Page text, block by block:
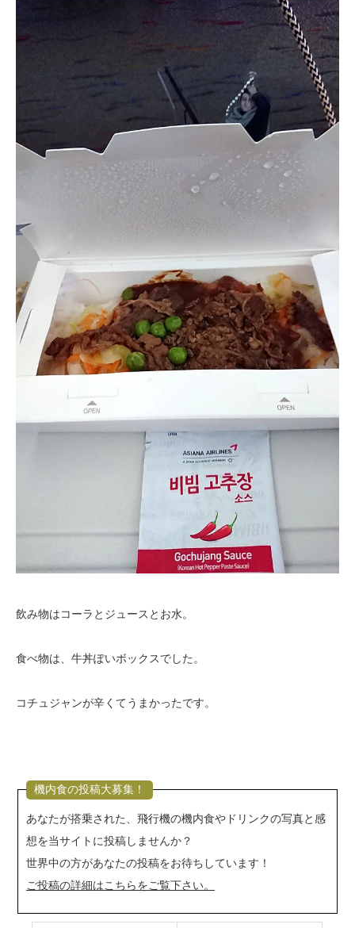
飲み物はコーラとジュースとお水。
食べ物は、牛丼ぽいボックスでした。
コチュジャンが辛くてうまかったです。
機内食の投稿大募集！
あなたが搭乗された、飛行機の機内食やドリンクの写真と感
想を当サイトに投稿しませんか？
世界中の方があなたの投稿をお待ちしています！
ご投稿の詳細はこちらをご覧下さい。